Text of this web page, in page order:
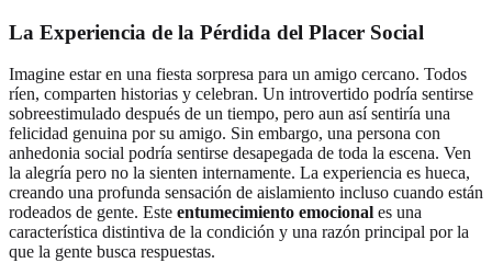
La Experiencia de la Pérdida del Placer Social
Imagine estar en una fiesta sorpresa para un amigo cercano. Todos
ríen, comparten historias y celebran. Un introvertido podría sentirse
sobreestimulado después de un tiempo, pero aun así sentiría una
felicidad genuina por su amigo. Sin embargo, una persona con
anhedonia social podría sentirse desapegada de toda la escena. Ven
la alegría pero no la sienten internamente. La experiencia es hueca,
creando una profunda sensación de aislamiento incluso cuando están
rodeados de gente. Este entumecimiento emocional es una
característica distintiva de la condición y una razón principal por la
que la gente busca respuestas.